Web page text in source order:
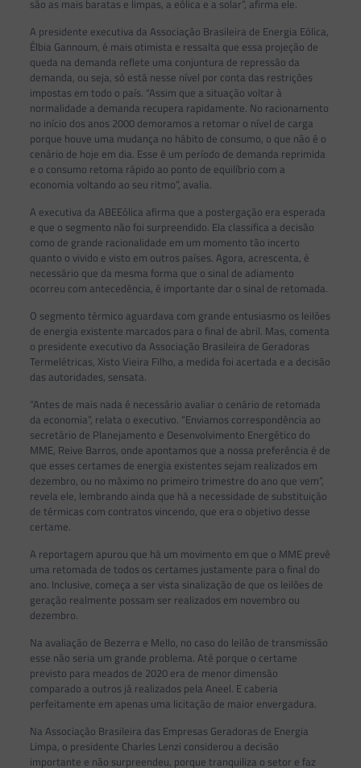
são as mais baratas e limpas, a eólica e a solar”, afirma ele.
A presidente executiva da Associação Brasileira de Energia Eólica,
Élbia Gannoum, é mais otimista e ressalta que essa projeção de
queda na demanda reflete uma conjuntura de repressão da
demanda, ou seja, só está nesse nível por conta das restrições
impostas em todo o país. “Assim que a situação voltar à
normalidade a demanda recupera rapidamente. No racionamento
no início dos anos 2000 demoramos a retomar o nível de carga
porque houve uma mudança no hábito de consumo, o que não é o
cenário de hoje em dia. Esse é um período de demanda reprimida
e o consumo retoma rápido ao ponto de equilíbrio com a
economia voltando ao seu ritmo”, avalia.
A executiva da ABEEólica afirma que a postergação era esperada
e que o segmento não foi surpreendido. Ela classifica a decisão
como de grande racionalidade em um momento tão incerto
quanto o vivido e visto em outros países. Agora, acrescenta, é
necessário que da mesma forma que o sinal de adiamento
ocorreu com antecedência, é importante dar o sinal de retomada.
O segmento térmico aguardava com grande entusiasmo os leilões
de energia existente marcados para o final de abril. Mas, comenta
o presidente executivo da Associação Brasileira de Geradoras
Termelétricas, Xisto Vieira Filho, a medida foi acertada e a decisão
das autoridades, sensata.
“Antes de mais nada é necessário avaliar o cenário de retomada
da economia”, relata o executivo. “Enviamos correspondência ao
secretário de Planejamento e Desenvolvimento Energético do
MME, Reive Barros, onde apontamos que a nossa preferência é de
que esses certames de energia existentes sejam realizados em
dezembro, ou no máximo no primeiro trimestre do ano que vem”,
revela ele, lembrando ainda que há a necessidade de substituição
de térmicas com contratos vincendo, que era o objetivo desse
certame.
A reportagem apurou que há um movimento em que o MME prevê
uma retomada de todos os certames justamente para o final do
ano. Inclusive, começa a ser vista sinalização de que os leilões de
geração realmente possam ser realizados em novembro ou
dezembro.
Na avaliação de Bezerra e Mello, no caso do leilão de transmissão
esse não seria um grande problema. Até porque o certame
previsto para meados de 2020 era de menor dimensão
comparado a outros já realizados pela Aneel. E caberia
perfeitamente em apenas uma licitação de maior envergadura.
Na Associação Brasileira das Empresas Geradoras de Energia
Limpa, o presidente Charles Lenzi considerou a decisão
importante e não surpreendeu, porque tranquiliza o setor e faz